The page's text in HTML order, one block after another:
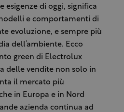
esigenze di oggi, significa
e comportamenti di
evoluzione, e sempre più
dell’ambiente. Ecco
green di Electrolux
delle vendite non solo in
il mercato più
in Europa e in Nord
azienda continua ad